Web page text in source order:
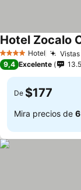
4 EstrellasHotel
Hotel Zocalo
9,4 Excelente
De $177
Mira precios de